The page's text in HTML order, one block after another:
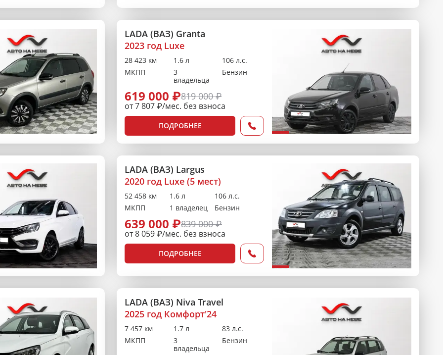
LADA (ВАЗ) Granta
2023 год Luxe
28 423 км 1.6 л
106 л.с.
МКПП
3
владельца
Бензин
619 000 ₽819 000 ₽
от 7 807 ₽/мес. без взноса
ПОДРОБНЕЕ
LADA (ВАЗ) Largus
2020 год Luxe (5 мест)
52 458 км 1.6 л
106 л.с.
МКПП
1 владелец Бензин
639 000 ₽839 000 ₽
от 8 059 ₽/мес. без взноса
ПОДРОБНЕЕ
LADA (ВАЗ) Niva Travel
2025 год Комфорт'24
7 457 км 1.7 л
83 л.с.
МКПП
3
владельца
Бензин